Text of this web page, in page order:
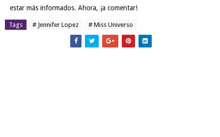
estar más informados. Ahora, ¡a comentar!
Tags # Jennifer Lopez # Miss Universo